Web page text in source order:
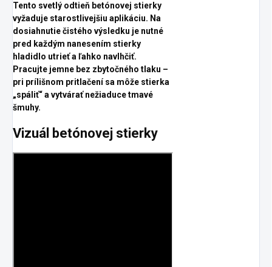
Tento svetlý odtieň betónovej stierky
vyžaduje starostlivejšiu aplikáciu. Na
dosiahnutie čistého výsledku je nutné
pred každým nanesením stierky
hladidlo utrieť a ľahko navlhčiť.
Pracujte jemne bez zbytočného tlaku –
pri prílišnom pritlačení sa môže stierka
„spáliť“ a vytvárať nežiaduce tmavé
šmuhy.
Vizuál betónovej stierky